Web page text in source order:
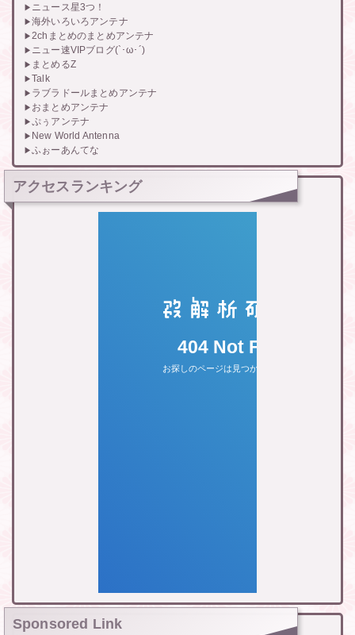
ニュース星3つ！
海外いろいろアンテナ
2chまとめのまとめアンテナ
ニュー速VIPブログ(`･ω･´)
まとめるZ
Talk
ラブラドールまとめアンテナ
おまとめアンテナ
ぷぅアンテナ
New World Antenna
ふぉーあんてな
アクセスランキング
Sponsored Link